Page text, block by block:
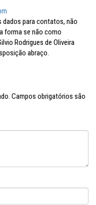
dados para contatos, não
forma se não como
Rodrigues de Oliveira
abraço.
Campos obrigatórios são